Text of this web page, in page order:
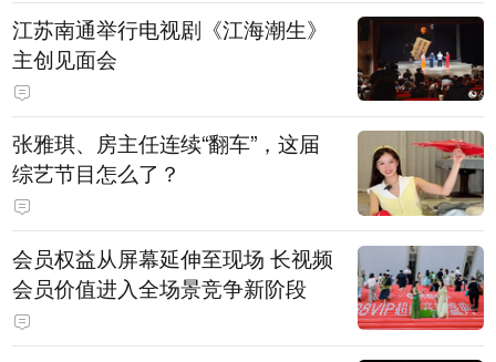
江苏南通举行电视剧《江海潮生》
主创见面会
张雅琪、房主任连续“翻车”，这届
综艺节目怎么了？
会员权益从屏幕延伸至现场 长视频
会员价值进入全场景竞争新阶段